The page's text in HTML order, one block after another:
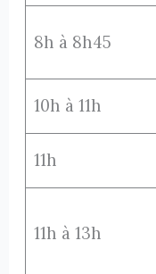
8h à 8h45
10h à 11h
11h
11h à 13h